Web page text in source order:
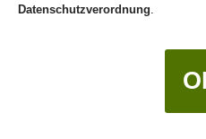
Meine längste, intensivste und
Mal vom Ende abgesehen...das
Ich würde jeden Zwilling (der
einen Skorpion "austauschen"
Datenschutzverordnung.